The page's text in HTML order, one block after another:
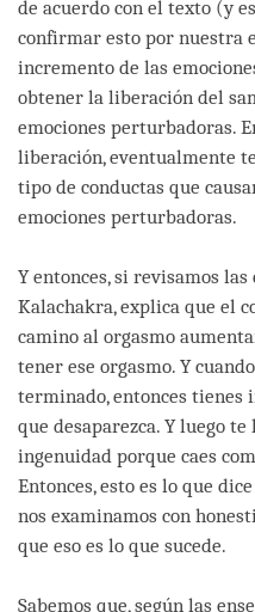
de acuerdo con el texto (y
confirmar esto por nuestra
incremento de las
obtener la liberación del
emociones perturbadoras.
liberación, eventualmente
tipo de conductas que
emociones perturbadoras.
Y entonces, si revisamos
Kalachakra, explica que el
camino al orgasmo
tener ese orgasmo. Y
terminado, entonces tienes
que desaparezca. Y luego
ingenuidad porque caes
Entonces, esto es lo que
nos examinamos con
que eso es lo que sucede.
Sabemos que, según las